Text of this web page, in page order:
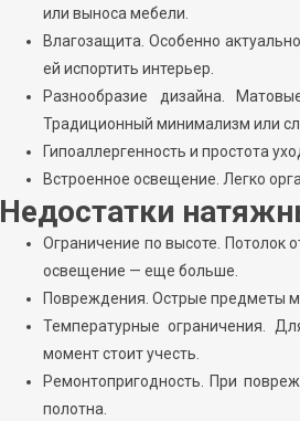
или выноса мебели.
Влагозащита. Особенно
ей испортить интерьер.
Разнообразие дизайна.
Традиционный минимализм или
Гипоаллергенность и простота
Встроенное освещение. Легко
Недостатки
Ограничение по высоте. Потолок
освещение — еще больше.
Повреждения. Острые предметы
Температурные ограничения.
момент стоит учесть.
Ремонтопригодность. При
полотна.